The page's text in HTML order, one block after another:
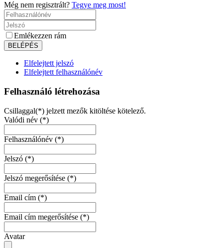
Még nem regisztrált? Tegye meg most!
Emlékezzen rám
Elfelejtett jelszó
Elfelejtett felhasználónév
Felhasználó létrehozása
Csillaggal(*) jelzett mezők kitöltése kötelező.
Valódi név (*)
Felhasználónév (*)
Jelszó (*)
Jelszó megerősítése (*)
Email cím (*)
Email cím megerősítése (*)
Avatar